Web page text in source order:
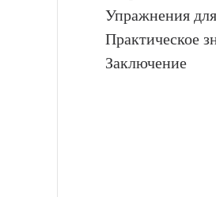
Упражнения
Практическое
Заключение